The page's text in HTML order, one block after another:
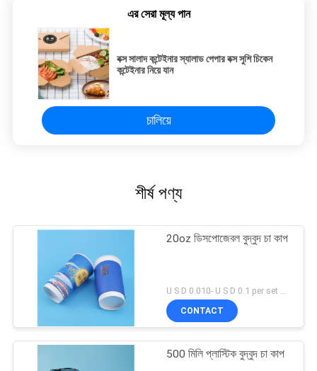
এর সেরা মূল্য পান
বক্স সালাদ কন্টেইনার স্যালাড পেপার বক্স সুশি চিকেন
কন্টেইনার নিয়ে যান
চালিয়ে
শীর্ষ পণ্য
20oz ডিসপোজেবল বুদ্বুদ চা কাপ
U S D 0.010- U S D 0.1 per set MOQ:5000 এসইটি
CONTACT
500 মিলি প্লাস্টিক বুদ্বুদ চা কাপ